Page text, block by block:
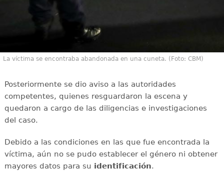
La víctima se encontraba abandonada en una cuneta. (Foto: CBM)
Posteriormente se dio aviso a las autoridades
competentes, quienes resguardaron la escena y
quedaron a cargo de las diligencias e investigaciones
del caso.
Debido a las condiciones en las que fue encontrada la
víctima, aún no se pudo establecer el género ni obtener
mayores datos para su identificación.